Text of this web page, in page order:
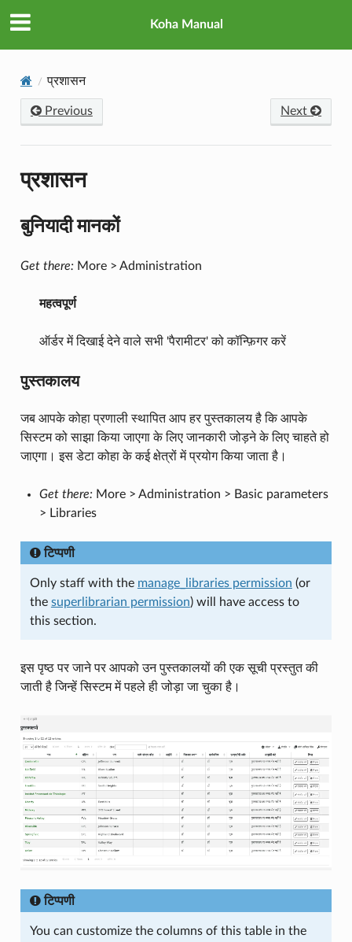
Koha Manual
प्रशासन
Previous Next
प्रशासन
बुनियादी मानकों
Get there:More > Administration
महत्वपूर्ण
ऑर्डर में दिखाई देने वाले सभी 'पैरामीटर' को कॉन्फ़िगर करें
पुस्तकालय
जब आपके कोहा प्रणाली स्थापित आप हर पुस्तकालय है कि आपके
सिस्टम को साझा किया जाएगा के लिए जानकारी जोड़ने के लिए चाहते हो
जाएगा। इस डेटा कोहा के कई क्षेत्रों में प्रयोग किया जाता है।
Get there:More > Administration > Basic parameters
> Libraries
टिप्पणी
Only staff with the manage_libraries permission (or
the superlibrarian permission) will have access to
this section.
इस पृष्ठ पर जाने पर आपको उन पुस्तकालयों की एक सूची प्रस्तुत की
जाती है जिन्हें सिस्टम में पहले ही जोड़ा जा चुका है।
टिप्पणी
You can customize the columns of this table in the